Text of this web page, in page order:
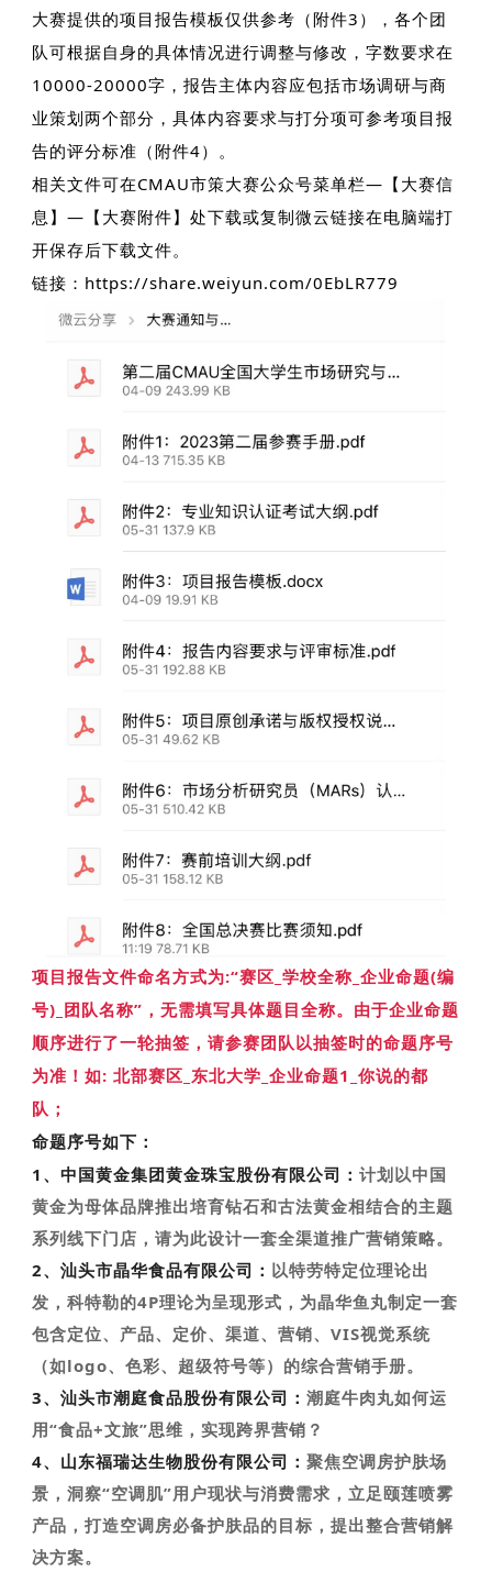
大赛提供的项目报告模板仅供参考（附件3），各个团
队可根据自身的具体情况进行调整与修改，字数要求在
10000-20000字，报告主体内容应包括市场调研与商
业策划两个部分，具体内容要求与打分项可参考项目报
告的评分标准（附件4）。
相关文件可在CMAU市策大赛公众号菜单栏—【大赛信
息】—【大赛附件】处下载或复制微云链接在电脑端打
开保存后下载文件。
链接：https://share.weiyun.com/0EbLR779
项目报告文件命名方式为:“赛区_学校全称_企业命题(编
号)_团队名称”，无需填写具体题目全称。由于企业命题
顺序进行了一轮抽签，请参赛团队以抽签时的命题序号
为准！如: 北部赛区_东北大学_企业命题1_你说的都
队；
命题序号如下：
1、中国黄金集团黄金珠宝股份有限公司： 计划以中国
黄金为母体品牌推出培育钻石和古法黄金相结合的主题
系列线下门店，请为此设计一套全渠道推广营销策略。
2、汕头市晶华食品有限公司： 以特劳特定位理论出
发，科特勒的4P理论为呈现形式，为晶华鱼丸制定一套
包含定位、产品、定价、渠道、营销、VIS视觉系统
（如logo、色彩、超级符号等）的综合营销手册。
3、汕头市潮庭食品股份有限公司： 潮庭牛肉丸如何运
用“食品+文旅”思维，实现跨界营销？
4、山东福瑞达生物股份有限公司： 聚焦空调房护肤场
景，洞察“空调肌”用户现状与消费需求，立足颐莲喷雾
产品，打造空调房必备护肤品的目标，提出整合营销解
决方案。